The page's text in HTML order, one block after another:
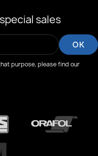
sales
purpose, please find our